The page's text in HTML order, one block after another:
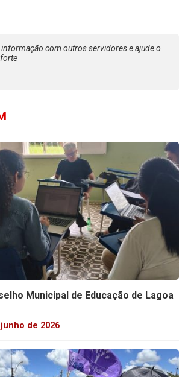
com outros servidores e ajude o
Municipal de Educação de Lagoa
de 2026